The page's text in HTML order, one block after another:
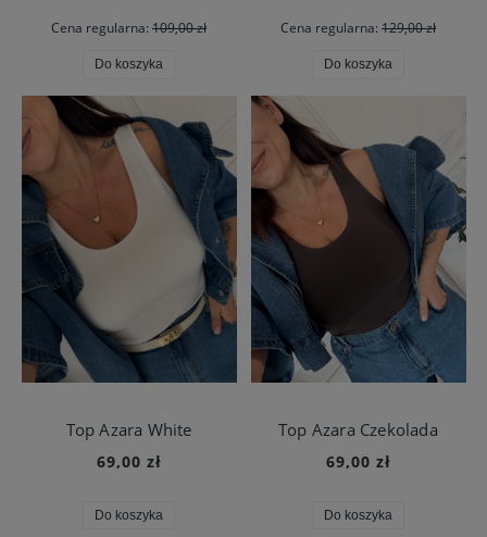
Cena regularna: 109,00 zł
Do koszyka
Cena regularna: 129,00 zł
Do koszyka
Top Azara White
69,00 zł
Do koszyka
Top Azara Czekolada
69,00 zł
Do koszyka